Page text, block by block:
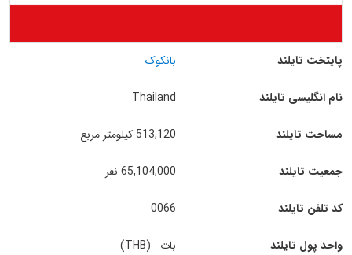
پایتخت تایلند بانکوک
نام انگلیسی تایلند Thailand
مساحت تایلند 513,120 کیلومتر مربع
جمعیت تایلند 65,104,000 نفر
کد تلفن تایلند 0066
واحد پول تایلند بات (THB)